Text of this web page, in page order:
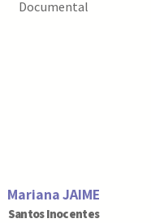
Documental
Mariana JAIME
Santos Inocentes